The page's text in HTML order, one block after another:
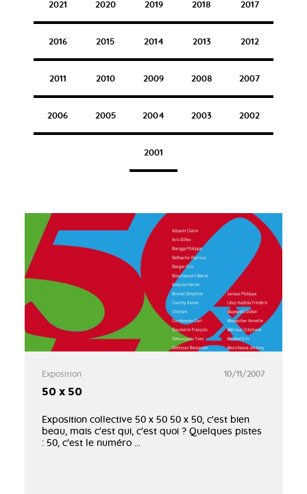
2021 2020 2019 2018 2017
2016 2015 2014 2013 2012
2011 2010 2009 2008 2007
2006 2005 2004 2003 2002
2001
Exposition 10/11/2007
50 x 50
Exposition collective 50 x 50 50 x 50, c'est bien
beau, mais c'est qui, c'est quoi ? Quelques pistes
: 50, c'est le numéro ...